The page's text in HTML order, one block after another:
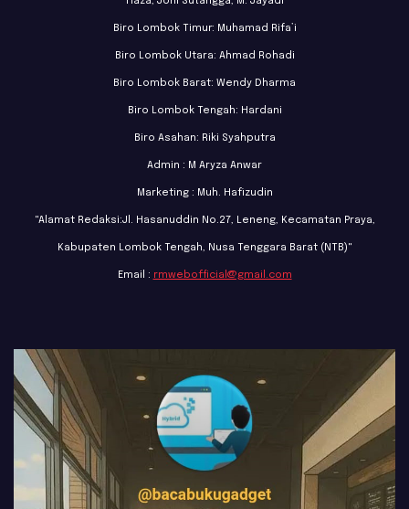
Biro Lombok Timur: Muhamad Rifa’i
Biro Lombok Utara: Ahmad Rohadi
Biro Lombok Barat: Wendy Dharma
Biro Lombok Tengah: Hardani
Biro Asahan: Riki Syahputra
Admin : M Aryza Anwar
Marketing : Muh. Hafizudin
"Alamat Redaksi:Jl. Hasanuddin No.27, Leneng, Kecamatan Praya,
Kabupaten Lombok Tengah, Nusa Tenggara Barat (NTB)"
Email : rmwebofficial@gmail.com